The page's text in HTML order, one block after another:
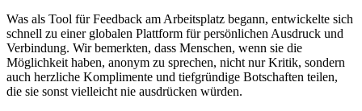
Was als Tool für Feedback am Arbeitsplatz begann, entwickelte sich
schnell zu einer globalen Plattform für persönlichen Ausdruck und
Verbindung. Wir bemerkten, dass Menschen, wenn sie die
Möglichkeit haben, anonym zu sprechen, nicht nur Kritik, sondern
auch herzliche Komplimente und tiefgründige Botschaften teilen,
die sie sonst vielleicht nie ausdrücken würden.